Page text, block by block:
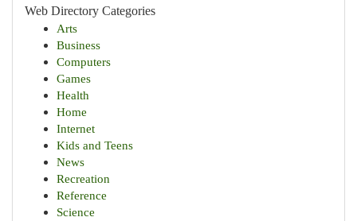
Web Directory Categories
Arts
Business
Computers
Games
Health
Home
Internet
Kids and Teens
News
Recreation
Reference
Science